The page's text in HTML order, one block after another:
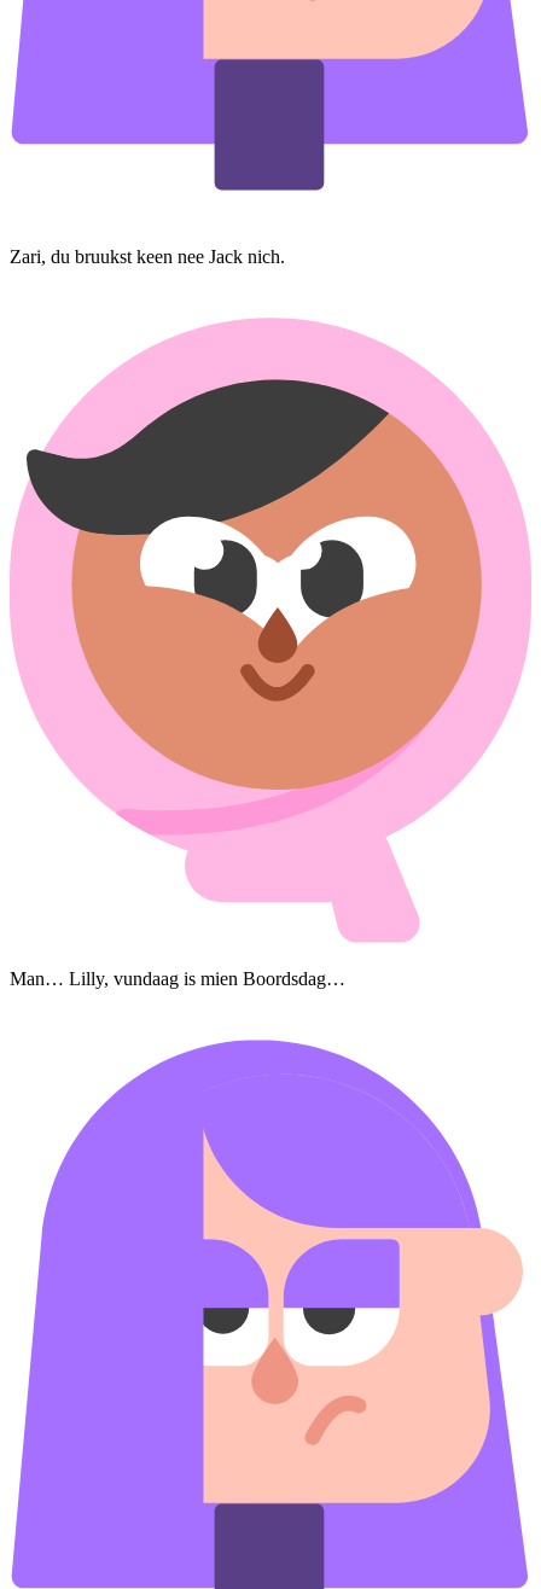
Zari, du bruukst keen nee Jack nich.
Man… Lilly, vundaag is mien Boordsdag…